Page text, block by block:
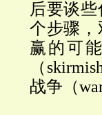
后要谈
个步骤
赢的可
（
战争（